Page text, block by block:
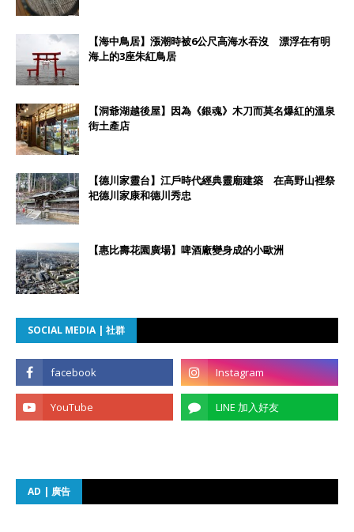
【海中鳥居】漲潮時被6公尺高海水吞沒 漂浮在有明
海上的3座朱紅鳥居
【洞爺湖越後屋】因為《銀魂》木刀而莫名爆紅的溫泉
街土產店
【德川家靈台】江戶時代經典靈廟建築 在高野山裡祭
祀德川家康和德川秀忠
【惠比壽花園廣場】啤酒廠變身成的小歐洲
SOCIAL MEDIA | 社群
AD | 廣告